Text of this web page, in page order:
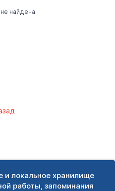
и локальное хранилище
работы, запоминания
найдена